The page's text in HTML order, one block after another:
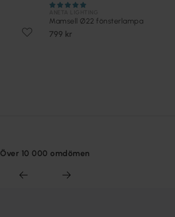
Mamsell Ø22 fönsterlampa
799 kr
Över 10 000 omdömen